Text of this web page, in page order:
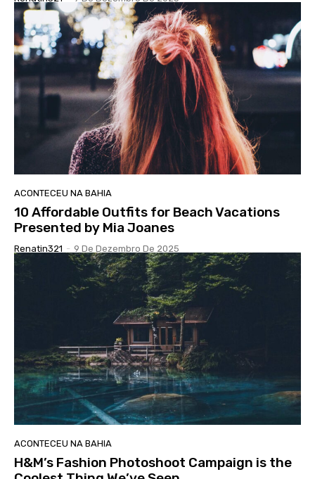
ACONTECEU NA BAHIA
10 Affordable Outfits for Beach Vacations
Presented by Mia Joanes
Renatin321 - 9 De Dezembro De 2025
ACONTECEU NA BAHIA
H&M’s Fashion Photoshoot Campaign is the